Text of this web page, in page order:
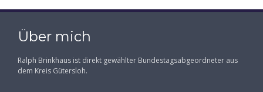
Über mich
Ralph Brinkhaus ist direkt gewählter Bundestagsabgeordneter aus
dem Kreis Gütersloh.